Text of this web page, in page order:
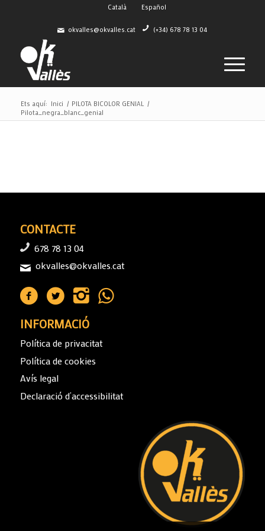
Català Español
okvalles@okvalles.cat (+34) 678 78 13 04
Ets aquí: Inici / PILOTA BICOLOR GENIAL /
Pilota_negra_blanc_genial
CONTACTE
678 78 13 04
okvalles@okvalles.cat
INFORMACIÓ
Política de privacitat
Política de cookies
Avís legal
Declaració d’accessibilitat